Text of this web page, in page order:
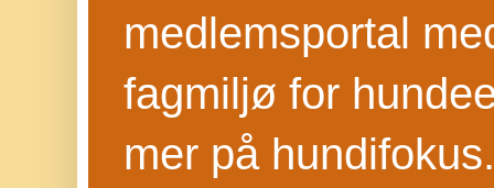
medlemsportal
fagmiljø for
mer på